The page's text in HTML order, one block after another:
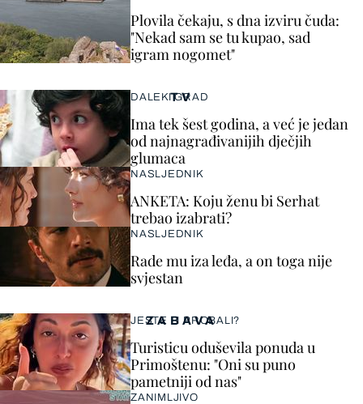
Plovila čekaju, s dna izviru čuda:
"Nekad sam se tu kupao, sad
igram nogomet"
ZABAVA
JESTE LI PROBALI?
Turisticu oduševila ponuda u
Primoštenu: "Oni su puno
pametniji od nas"
ZANIMLJIVO
TV
DALEKI GRAD
Ima tek šest godina, a već je jedan
od najnagrađivanijih dječjih
glumaca
NASLJEDNIK
ANKETA: Koju ženu bi Serhat
trebao izabrati?
NASLJEDNIK
Rade mu iza leđa, a on toga nije
svjestan